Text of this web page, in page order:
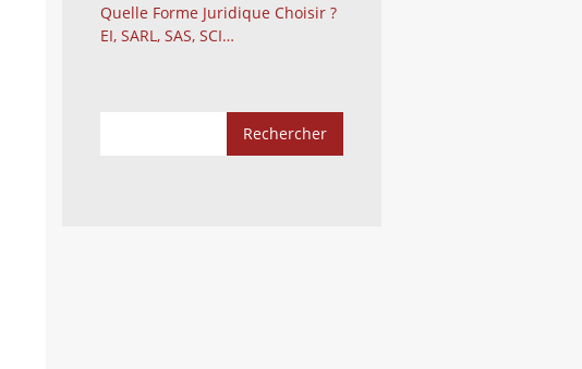
Quelle Forme Juridique Choisir ?
EI, SARL, SAS, SCI…